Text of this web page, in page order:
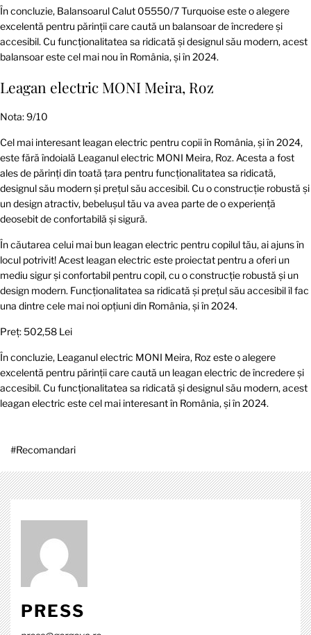
În concluzie, Balansoarul Calut 05550/7 Turquoise este o alegere
excelentă pentru părinții care caută un balansoar de încredere și
accesibil. Cu funcționalitatea sa ridicată și designul său modern, acest
balansoar este cel mai nou în România, și în 2024.
Leagan electric MONI Meira, Roz
Nota: 9/10
Cel mai interesant leagan electric pentru copii în România, și în 2024,
este fără îndoială Leaganul electric MONI Meira, Roz. Acesta a fost
ales de părinți din toată țara pentru funcționalitatea sa ridicată,
designul său modern și prețul său accesibil. Cu o construcție robustă și
un design atractiv, bebelușul tău va avea parte de o experiență
deosebit de confortabilă și sigură.
În căutarea celui mai bun leagan electric pentru copilul tău, ai ajuns în
locul potrivit! Acest leagan electric este proiectat pentru a oferi un
mediu sigur și confortabil pentru copil, cu o construcție robustă și un
design modern. Funcționalitatea sa ridicată și prețul său accesibil îl fac
una dintre cele mai noi opțiuni din România, și în 2024.
Preț: 502,58 Lei
În concluzie, Leaganul electric MONI Meira, Roz este o alegere
excelentă pentru părinții care caută un leagan electric de încredere și
accesibil. Cu funcționalitatea sa ridicată și designul său modern, acest
leagan electric este cel mai interesant în România, și în 2024.
#Recomandari
PRESS